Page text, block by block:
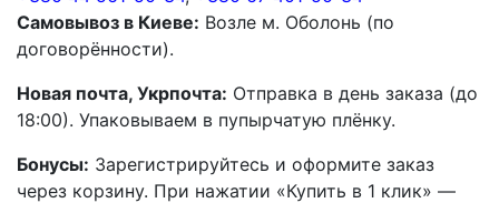
Самовывоз в Киеве: Возле м. Оболонь (по
договорённости).
Новая почта, Укрпочта: Отправка в день заказа (до
18:00). Упаковываем в пупырчатую плёнку.
Бонусы: Зарегистрируйтесь и оформите заказ
через корзину. При нажатии «Купить в 1 клик» —